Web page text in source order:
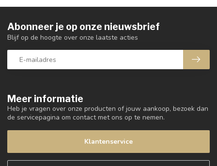
Meer informatie
Heb je vragen over onze producten of jouw aankoop, bezoek dan
de servicepagina om contact met ons op te nemen.
Klantenservice
Abonneer je op onze nieuwsbrief
Blijf op de hoogte over onze laatste acties